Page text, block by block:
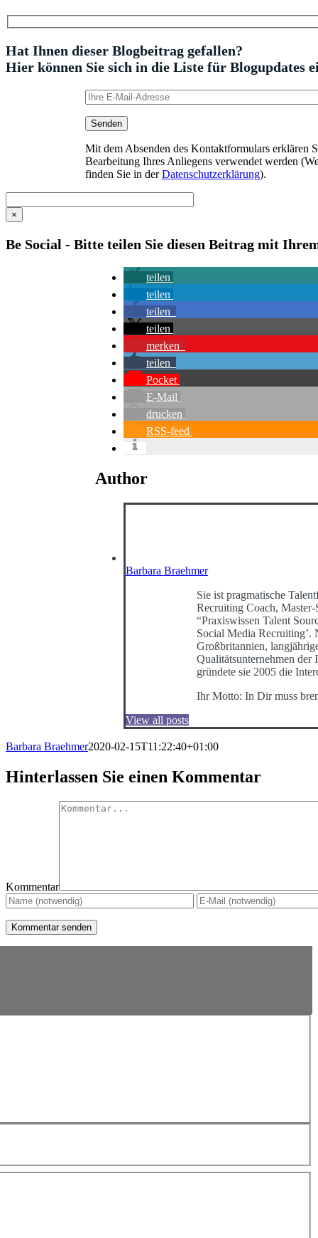
Hat Ihnen dieser Blogbeitrag gefallen?
Hier können Sie sich in die Liste für Blogupdates
Mit dem Absenden des Kontaktformulars erklären
Bearbeitung Ihres Anliegens verwendet werden
finden Sie in derDatenschutzerklärung).
×
Be Social - Bitte teilen Sie diesen Beitrag mit
teilen
teilen
teilen
teilen
merken
teilen
Pocket
E-Mail
drucken
RSS-feed
Author
Barbara Braehmer
Sie ist pragmatische
Recruiting Coach,
“Praxiswissen Talent
Social Media
Großbritannien,
Qualitätsunternehmen der
gründete sie 2005 die
Ihr Motto: In Dir muss
View all posts
Barbara Braehmer2020-02-15T11:22:40+01:00
Hinterlassen Sie einen Kommentar
Kommentar